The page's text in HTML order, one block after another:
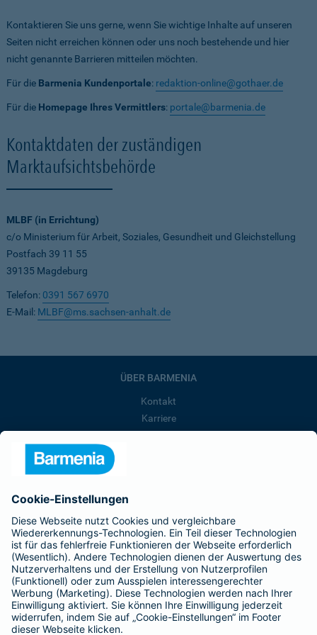
Kontaktieren Sie uns gerne, wenn Sie wichtige Inhalte auf unseren
Seiten nicht erreichen können oder uns noch bestehende und hier
nicht genannte Barrieren mitteilen möchten.
Für die Barmenia Kundenportale: redaktion-online@gothaer.de
Für die Homepage Ihres Vermittlers: portale@barmenia.de
Kontaktdaten der zuständigen
Marktaufsichtsbehörde
MLBF (in Errichtung)
c/o Ministerium für Arbeit, Soziales, Gesundheit und Gleichstellung
Postfach 39 11 55
39135 Magdeburg
Telefon: 0391 567 6970
E-Mail: MLBF@ms.sachsen-anhalt.de
ÜBER BARMENIA
Kontakt
Karriere
Presse
Barmenia ist Teil der BarmeniaGothaer
BELIEBTE SEITEN
Kranken-Zusatzversicherung
Tierversicherungen
Haftpflichtversicherung
Hausratversicherung